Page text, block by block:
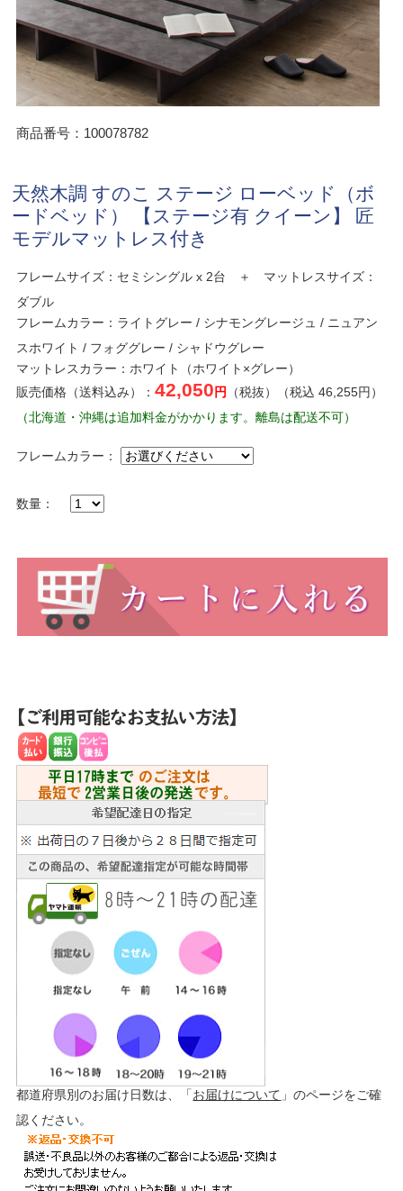
商品番号：100078782
天然木調 すのこ ステージ ローベッド（ボ
ードベッド） 【ステージ有 クイーン】 匠
モデルマットレス付き
フレームサイズ：セミシングル x 2台 ＋ マットレスサイズ：
ダブル
フレームカラー：ライトグレー / シナモングレージュ / ニュアン
スホワイト / フォググレー / シャドウグレー
マットレスカラー：ホワイト（ホワイト×グレー）
販売価格（送料込み）：42,050 円
（税抜）（税込 46,255円）
（北海道・沖縄は追加料金がかかります。離島は配送不可）
フレームカラー：
数量：
都道府県別のお届け日数は、「お届けについて 」のページをご確
認ください。